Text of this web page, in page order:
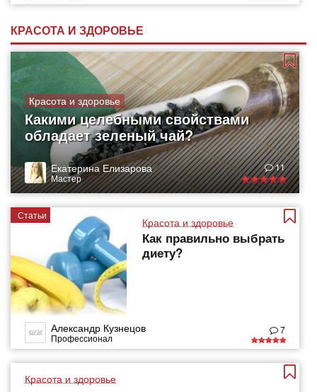
КРАСОТА И ЗДОРОВЬЕ
Красота и здоровье
Какими целебными свойствами
обладает зеленый чай?
Екатерина Елизарова
Мастер
11
Статьи
Красота и здоровье
Как правильно выбрать
диету?
Александр Кузнецов
Профессионал
7
Красота и здоровье